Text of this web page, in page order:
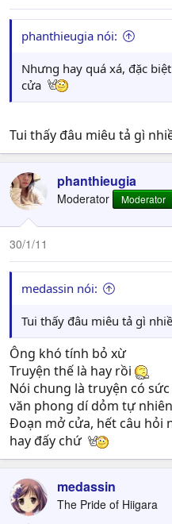
phanthieugia nói:
Nhưng hay quá xá, đặc
cửa
Tui thấy đâu miêu tả gì
phanthieugia
Moderator Moderator
30/1/11
medassin nói:
Tui thấy đâu miêu tả gì
Ông khó tính bỏ xừ
Truyện thế là hay rồi
Nói chung là truyện có
văn phong dí dỏm tự nhiên
Đoạn mở cửa, hết câu hỏi
hay đấy chứ
medassin
The Pride of Hiigara